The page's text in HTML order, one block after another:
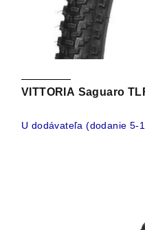
VITTORIA Saguaro
U dodávateľa (dodanie 5-